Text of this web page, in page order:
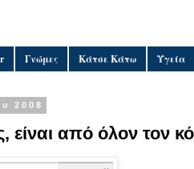
Γνώμες Κάτσε Κάτω Υγεία
2008
είναι από όλον τον